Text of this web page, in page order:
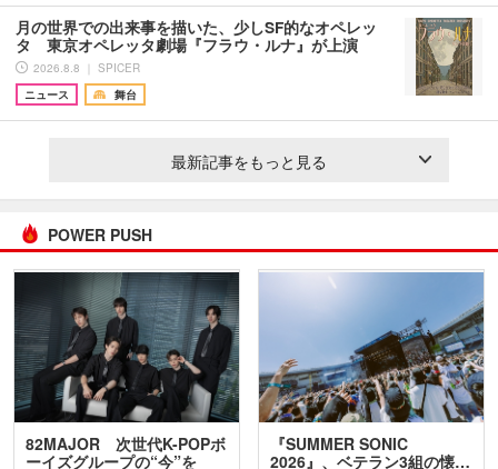
月の世界での出来事を描いた、少しSF的なオペレッ
タ 東京オペレッタ劇場『フラウ・ルナ』が上演
2026.8.8 ｜ SPICER
ニュース
舞台
最新記事をもっと見る
POWER PUSH
82MAJOR 次世代K-POPボ
ーイズグループの“今”を
『SUMMER SONIC
2026』、ベテラン3組の懐…